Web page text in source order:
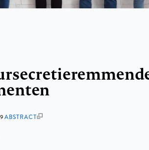
ABSTRACT